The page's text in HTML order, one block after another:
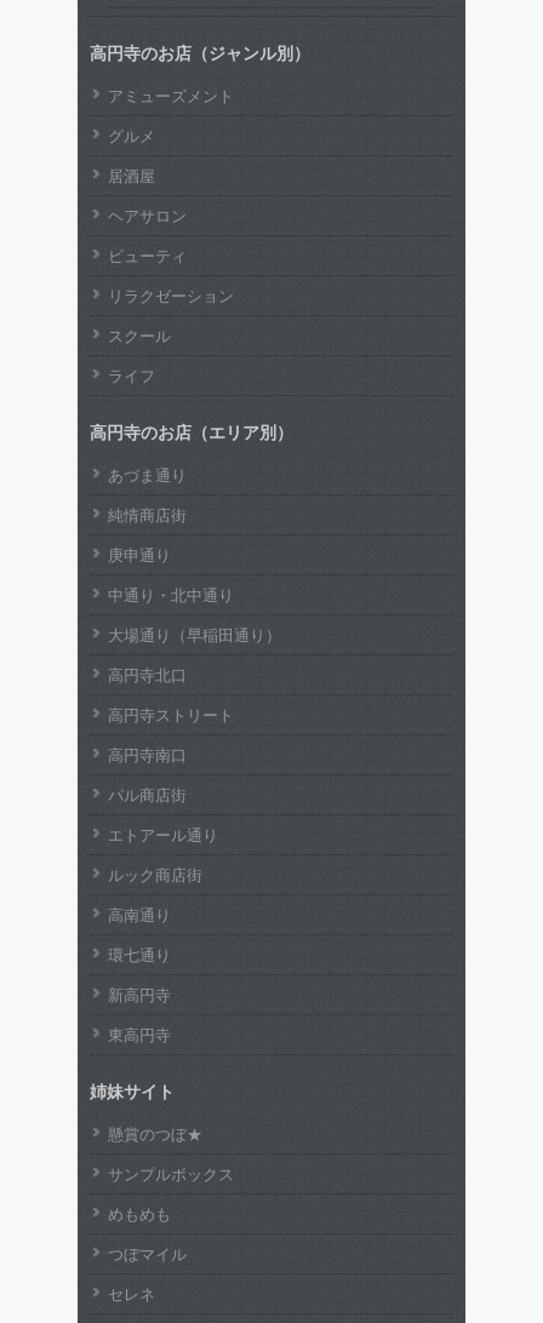
高円寺のお店（ジャンル別）
アミューズメント
グルメ
居酒屋
ヘアサロン
ビューティ
リラクゼーション
スクール
ライフ
高円寺のお店（エリア別）
あづま通り
純情商店街
庚申通り
中通り・北中通り
大場通り（早稲田通り）
高円寺北口
高円寺ストリート
高円寺南口
パル商店街
エトアール通り
ルック商店街
高南通り
環七通り
新高円寺
東高円寺
姉妹サイト
懸賞のつぼ★
サンプルボックス
めもめも
つぼマイル
セレネ